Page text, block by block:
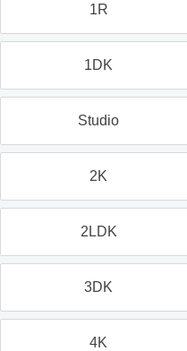
1R
1DK
Studio
2K
2LDK
3DK
4K